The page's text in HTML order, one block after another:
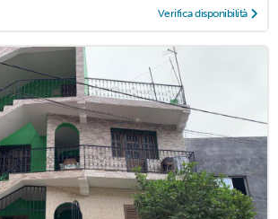
Verifica disponibilità